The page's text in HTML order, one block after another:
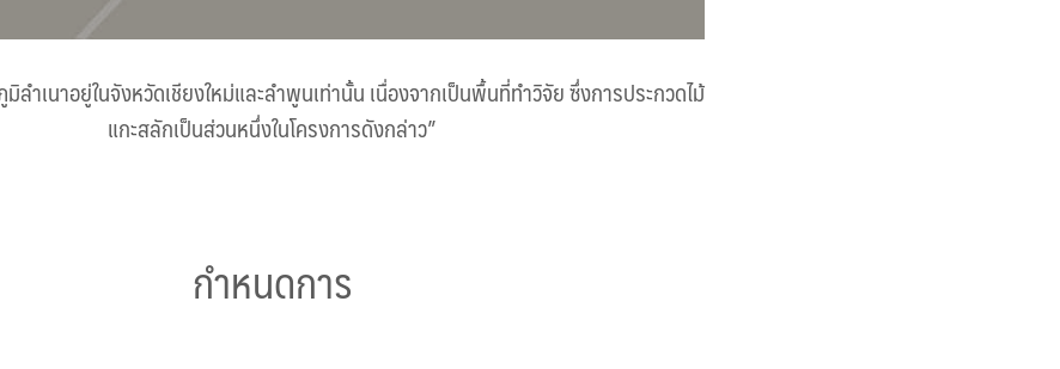
ำเนาอยู่ในจังหวัดเชียงใหม่และลำพูนเท่านั้น เนื่องจากเป็นพื้นที่ทำวิจัย ซึ่งการประกวดไม้
แกะสลักเป็นส่วนหนึ่งในโครงการดังกล่าว”
กำหนดการ